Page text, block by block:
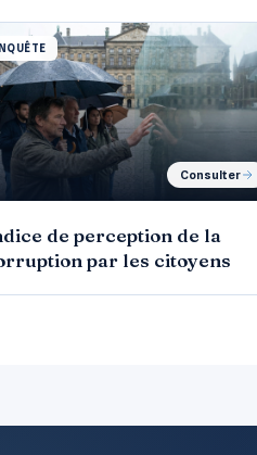
Consulter
de perception de la
par les citoyens